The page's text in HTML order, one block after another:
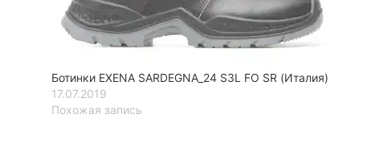
Ботинки EXENA SARDEGNA_24 S3L FO SR (Италия)
17.07.2019
Похожая запись